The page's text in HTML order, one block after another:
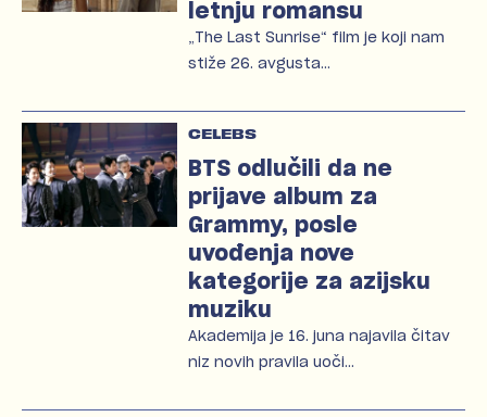
letnju romansu
„The Last Sunrise“ film je koji nam
stiže 26. avgusta…
CELEBS
BTS odlučili da ne
prijave album za
Grammy, posle
uvođenja nove
kategorije za azijsku
muziku
Akademija je 16. juna najavila čitav
niz novih pravila uoči…